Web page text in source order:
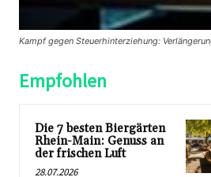
Kampf gegen Steuerhinterziehung:
Empfohlen
Die 7 besten Biergärten
Rhein-Main: Genuss an
der frischen Luft
28.07.2026